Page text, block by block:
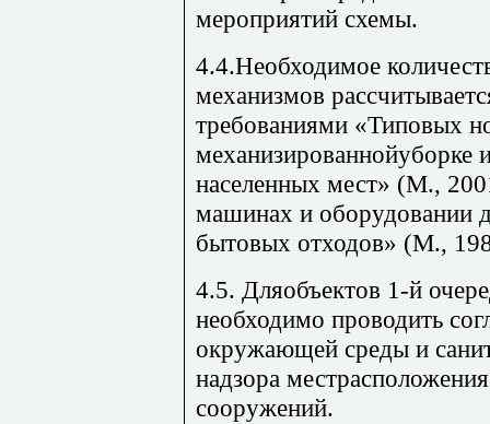
мероприятий схемы.
4.4.Необходимое
механизмов
требованиями «Типовых
механизированнойуборке
населенных мест» (М.,
машинах и оборудовании
бытовых отходов» (М.,
4.5. Дляобъектов 1-й
необходимо проводить
окружающей среды и
надзора
сооружений.